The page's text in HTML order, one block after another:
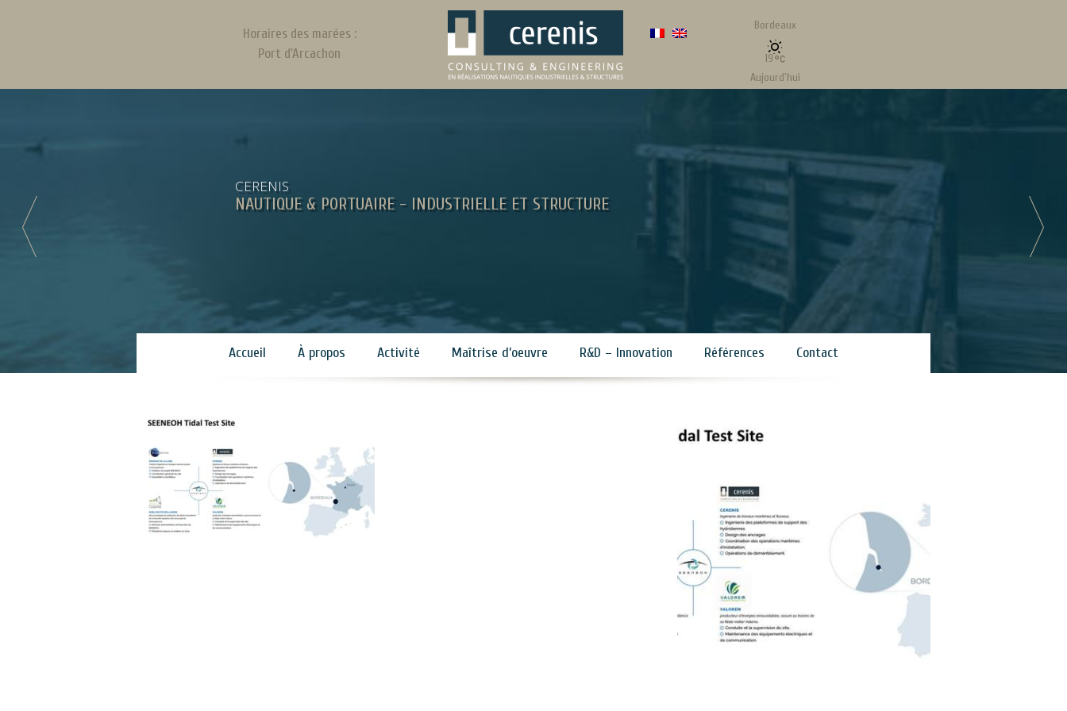
Horaires des marées :
Port d'Arcachon
Bordeaux
19
Aujourd'hui
Maintenant
Mis à jour le :Aug-7-2026, 05:46
CERENIS
NAUTIQUE & PORTUAIRE - INDUSTRIELLE ET STRUCTURE
Accueil À propos Activité Maîtrise d’oeuvre R&D – Innovation Références Contact